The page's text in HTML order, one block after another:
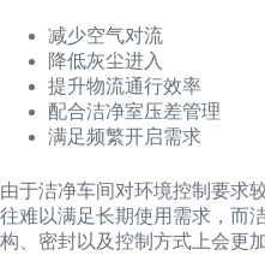
减少空气对流
降低灰尘进入
提升物流通行效率
配合洁净室压差管理
满足频繁开启需求
由于洁净车间对环境控制要求
往难以满足长期使用需求，而
构、密封以及控制方式上会更加